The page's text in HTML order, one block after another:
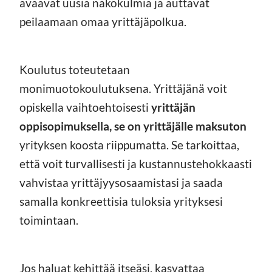
peilaamaan omaa yrittäjäpolkua.
Koulutus toteutetaan
monimuotokoulutuksena. Yrittäjänä voit
opiskella vaihtoehtoisesti yrittäjän
oppisopimuksella, se on yrittäjälle maksuton
yrityksen koosta riippumatta. Se tarkoittaa,
että voit turvallisesti ja kustannustehokkaasti
vahvistaa yrittäjyysosaamistasi ja saada
samalla konkreettisia tuloksia yrityksesi
toimintaan.
Jos haluat kehittää itseäsi, kasvattaa